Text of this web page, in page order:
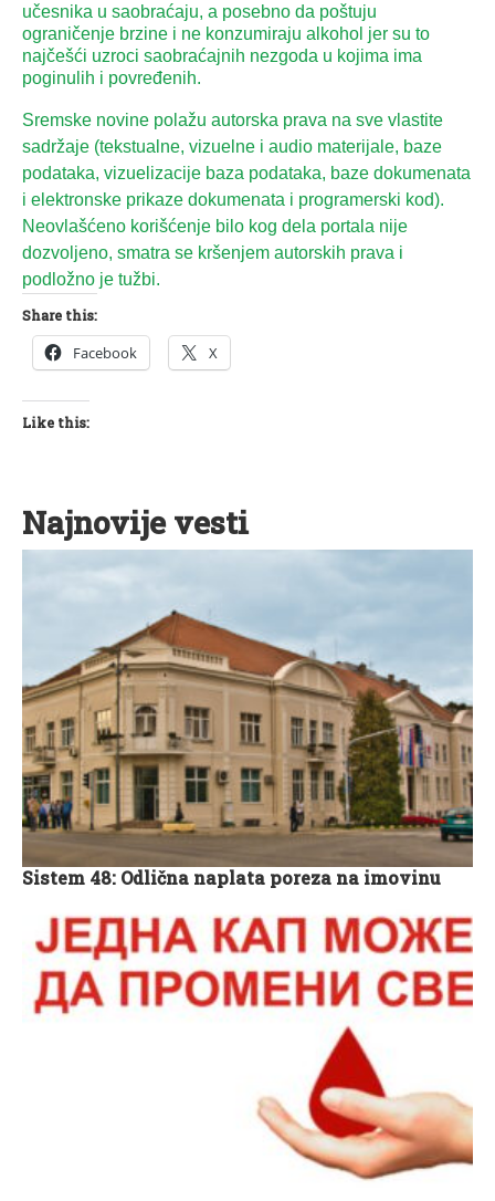
učesnika u saobraćaju, a posebno da poštuju
ograničenje brzine i ne konzumiraju alkohol jer su to
najčešći uzroci saobraćajnih nezgoda u kojima ima
poginulih i povređenih.
Sremske novine polažu autorska prava na sve vlastite
sadržaje (tekstualne, vizuelne i audio materijale, baze
podataka, vizuelizacije baza podataka, baze dokumenata
i elektronske prikaze dokumenata i programerski kod).
Neovlašćeno korišćenje bilo kog dela portala nije
dozvoljeno, smatra se kršenjem autorskih prava i
podložno je tužbi.
Share this:
Facebook X
Like this:
Najnovije vesti
Sistem 48: Odlična naplata poreza na imovinu